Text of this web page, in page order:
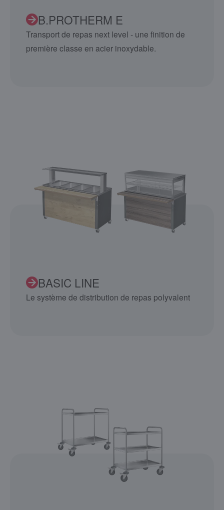
B.PROTHERM E
Transport de repas next level - une finition de
première classe en acier inoxydable.
BASIC LINE
Le système de distribution de repas polyvalent